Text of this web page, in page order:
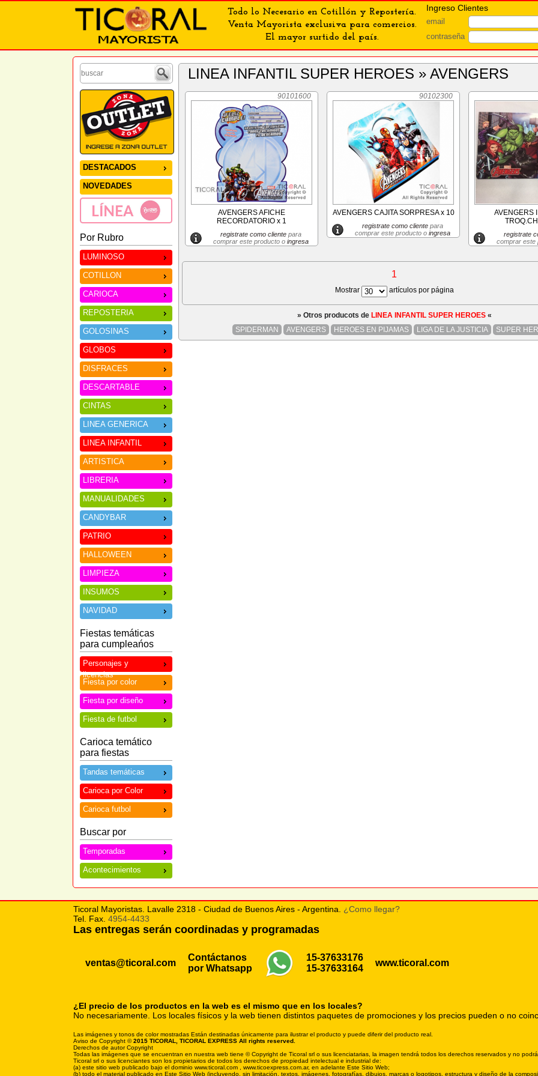
Todo lo Necesario en Cotillón y Repostería.
Venta Mayorista exclusiva para comercios.
El mayor surtido del país.
Ingreso Clientes
email
contraseña
DESTACADOS
NOVEDADES
Por Rubro
LUMINOSO
COTILLON
CARIOCA
REPOSTERIA
GOLOSINAS
GLOBOS
DISFRACES
DESCARTABLE
CINTAS
LINEA GENERICA
LINEA INFANTIL
ARTISTICA
LIBRERIA
MANUALIDADES
CANDYBAR
PATRIO
HALLOWEEN
LIMPIEZA
INSUMOS
NAVIDAD
Fiestas temáticas
para cumpleańos
Personajes y
licencias
Fiesta por color
Fiesta por diseño
Fiesta de futbol
Carioca temático
para fiestas
Tandas temáticas
Carioca por Color
Carioca futbol
Buscar por
Temporadas
Acontecimientos
LINEA INFANTIL SUPER HEROES » AVENGERS
90101600
AVENGERS AFICHE
RECORDATORIO x 1
registrate como clientepara
comprar este producto o ingresa
90102300
AVENGERS CAJITA SORPRESA x 10
registrate como clientepara
comprar este producto o ingresa
AVENGERS
registrate
comprar este
1
Mostrar artículos por página
» Otros producots de LINEA INFANTIL SUPER HEROES«
SPIDERMAN
AVENGERS HEROES EN PIJAMAS LIGA DE LA JUSTICIA SUPER
Ticoral Mayoristas. Lavalle 2318 - Ciudad de Buenos Aires - Argentina. ¿Como llegar?
Tel. Fax. 4954-4433
Las entregas serán coordinadas y programadas
ventas@ticoral.com
Contáctanos
por Whatsapp
15-37633176
15-37633164
www.ticoral.com
¿El precio de los productos en la web es el mismo que en los locales?
No necesariamente. Los locales físicos y la web tienen distintos paquetes de promociones y los precios pueden o no
Las imágenes y tonos de color mostradas Están destinadas únicamente para ilustrar el producto y puede diferir del producto real.
Aviso de Copyright ©2015 TICORAL, TICORAL EXPRESS All rights reserved.
Derechos de autor Copyright
Todas las imágenes que se encuentran en nuestra web tiene © Copyright de Ticoral srl o sus licenciatarias, la imagen tendrá todos los derechos reservados y no
Ticoral srl o sus licenciantes son los propietarios de todos los derechos de propiedad intelectual e industrial de:
(a) este sitio web publicado bajo el dominio www.ticoral.com , www.ticoexpress.com.ar, en adelante Este Sitio Web;
(b) todo el material publicado en Este Sitio Web (incluyendo, sin limitación, textos, imágenes, fotografías, dibujos, marcas o logotipos, estructura y diseño de la